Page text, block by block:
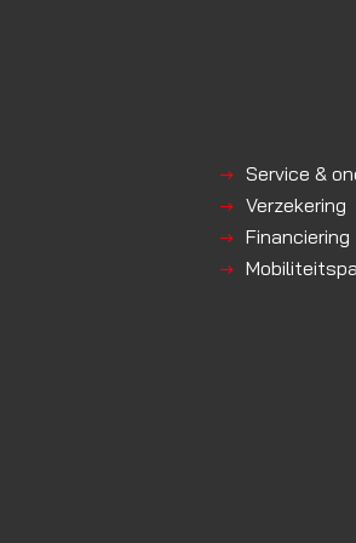
Service &
Verzekering
Financiering